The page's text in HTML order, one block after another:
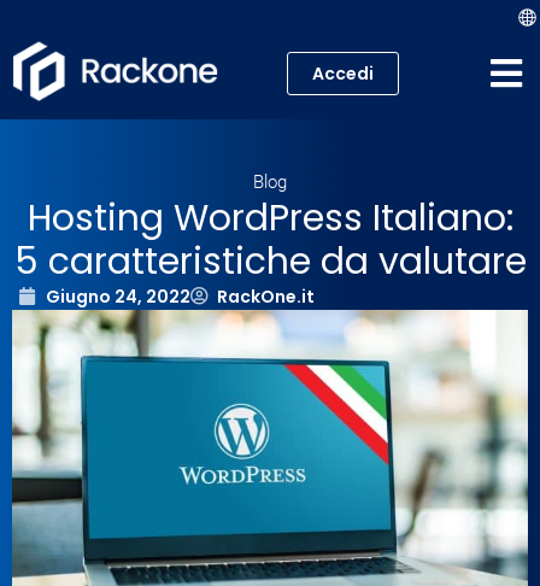
Cloud
Server
Proxmox VE
Mail
Academy
Sicurezza
Accedi
Blog
Hosting WordPress Italiano:
5 caratteristiche da valutare
Giugno 24, 2022 RackOne.it